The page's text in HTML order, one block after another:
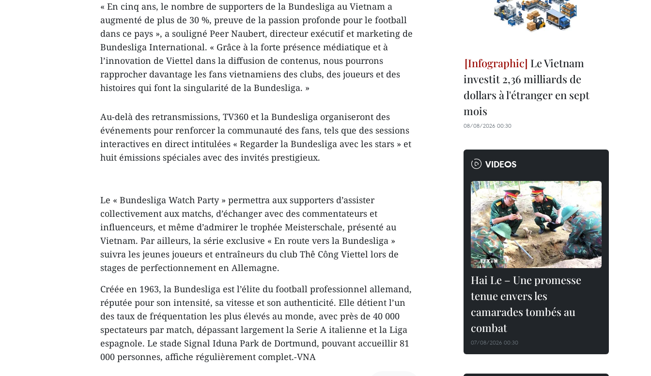
« En cinq ans, le nombre de supporters de la Bundesliga au Vietnam a
augmenté de plus de 30 %, preuve de la passion profonde pour le football
dans ce pays », a souligné Peer Naubert, directeur exécutif et marketing de
Bundesliga International. « Grâce à la forte présence médiatique et à
l’innovation de Viettel dans la diffusion de contenus, nous pourrons
rapprocher davantage les fans vietnamiens des clubs, des joueurs et des
histoires qui font la singularité de la Bundesliga. »
Au-delà des retransmissions, TV360 et la Bundesliga organiseront des
événements pour renforcer la communauté des fans, tels que des sessions
interactives en direct intitulées « Regarder la Bundesliga avec les stars » et
huit émissions spéciales avec des invités prestigieux.
Le « Bundesliga Watch Party » permettra aux supporters d’assister
collectivement aux matchs, d’échanger avec des commentateurs et
influenceurs, et même d’admirer le trophée Meisterschale, présenté au
Vietnam. Par ailleurs, la série exclusive « En route vers la Bundesliga »
suivra les jeunes joueurs et entraîneurs du club Thê Công Viettel lors de
stages de perfectionnement en Allemagne.
Créée en 1963, la Bundesliga est l’élite du football professionnel allemand,
réputée pour son intensité, sa vitesse et son authenticité. Elle détient l’un
des taux de fréquentation les plus élevés au monde, avec près de 40 000
spectateurs par match, dépassant largement la Serie A italienne et la Liga
espagnole. Le stade Signal Iduna Park de Dortmund, pouvant accueillir 81
000 personnes, affiche régulièrement complet.-VNA
Le Vietnam
investit 2,36 milliards de
dollars à l'étranger en sept
mois
08/08/2026 00:30
VIDEOS
Hai Le – Une promesse
tenue envers les
camarades tombés au
combat
07/08/2026 00:30